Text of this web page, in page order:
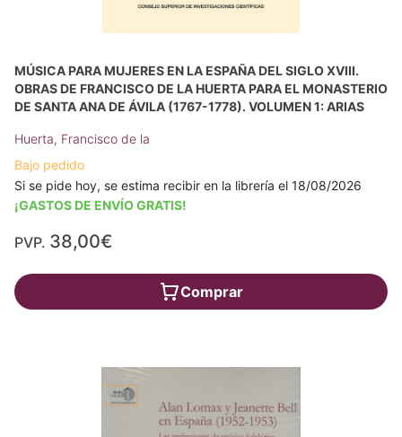
MÚSICA PARA MUJERES EN LA ESPAÑA DEL SIGLO XVIII.
OBRAS DE FRANCISCO DE LA HUERTA PARA EL MONASTERIO
DE SANTA ANA DE ÁVILA (1767-1778). VOLUMEN 1: ARIAS
Huerta, Francisco de la
Bajo pedido
Si se pide hoy, se estima recibir en la librería el 18/08/2026
¡GASTOS DE ENVÍO GRATIS!
PVP. 38,00€
Comprar